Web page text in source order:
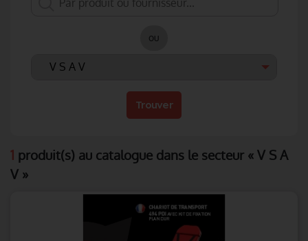
ou
Trouver
1 produit(s) au catalogue dans le secteur « V S A
V »